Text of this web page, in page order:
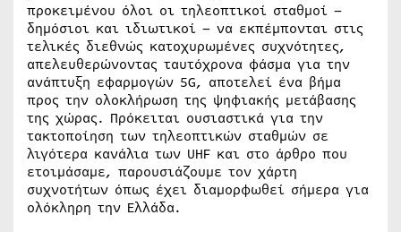
προκειμένου όλοι οι τηλεοπτικοί σταθμοί –
δημόσιοι και ιδιωτικοί – να εκπέμπονται στις
τελικές διεθνώς κατοχυρωμένες συχνότητες,
απελευθερώνοντας ταυτόχρονα φάσμα για την
ανάπτυξη εφαρμογών 5G, αποτελεί ένα βήμα
προς την ολοκλήρωση της ψηφιακής μετάβασης
της χώρας. Πρόκειται ουσιαστικά για την
τακτοποίηση των τηλεοπτικών σταθμών σε
λιγότερα κανάλια των UHF και στο άρθρο που
ετοιμάσαμε, παρουσιάζουμε τον χάρτη
συχνοτήτων όπως έχει διαμορφωθεί σήμερα για
ολόκληρη την Ελλάδα.